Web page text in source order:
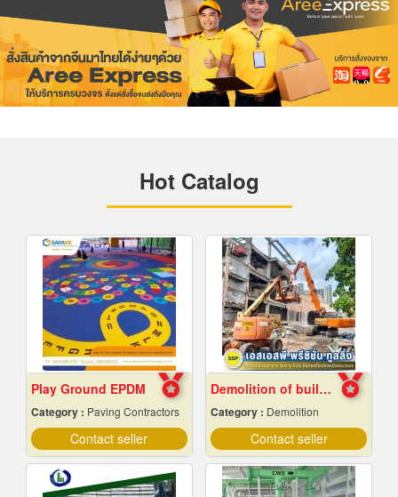
Hot Catalog
Play Ground EPDM
Category : Paving Contractors
Contact seller
Demolition of buildings in Samut Prakan
Category : Demolition
Contact seller